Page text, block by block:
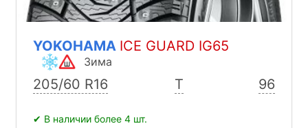
YOKOHAMA ICE GUARD IG65
Зима
205/60 R16 T 96
✔ В наличии более 4 шт.